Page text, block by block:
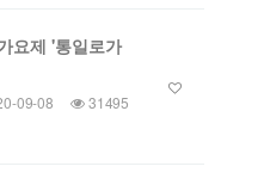
요제 '통일로가
09-08 31495